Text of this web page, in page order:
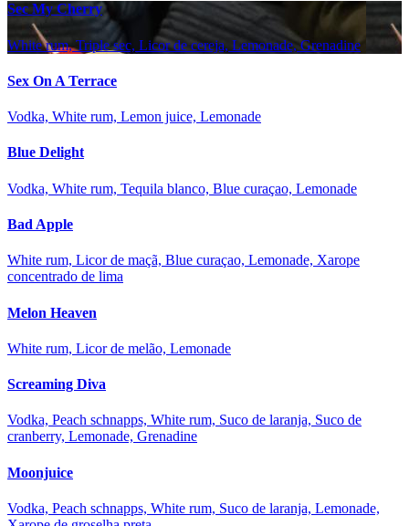
Sec My Cherry
White rum, Triple sec, Licor de cereja, Lemonade, Grenadine
Sex On A Terrace
Vodka, White rum, Lemon juice, Lemonade
Blue Delight
Vodka, White rum, Tequila blanco, Blue curaçao, Lemonade
Bad Apple
White rum, Licor de maçã, Blue curaçao, Lemonade, Xarope
concentrado de lima
Melon Heaven
White rum, Licor de melão, Lemonade
Screaming Diva
Vodka, Peach schnapps, White rum, Suco de laranja, Suco de
cranberry, Lemonade, Grenadine
Moonjuice
Vodka, Peach schnapps, White rum, Suco de laranja, Lemonade,